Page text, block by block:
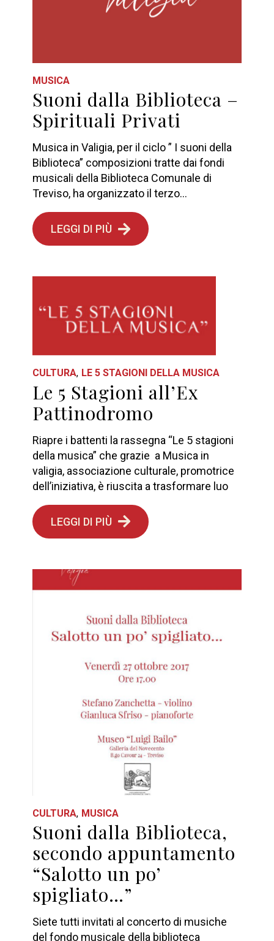
MUSICA
Suoni dalla Biblioteca –
Spirituali Privati
Musica in Valigia, per il ciclo ” I suoni della
Biblioteca” composizioni tratte dai fondi
musicali della Biblioteca Comunale di
Treviso, ha organizzato il terzo...
LEGGI DI PIÙ
CULTURA LE 5 STAGIONI DELLA MUSICA
Le 5 Stagioni all’Ex
Pattinodromo
Riapre i battenti la rassegna “Le 5 stagioni
della musica” che grazie a Musica in
valigia, associazione culturale, promotrice
dell’iniziativa, è riuscita a trasformare luo
LEGGI DI PIÙ
CULTURA MUSICA
Suoni dalla Biblioteca,
secondo appuntamento
“Salotto un po’
spigliato…”
Siete tutti invitati al concerto di musiche
del fondo musicale della biblioteca